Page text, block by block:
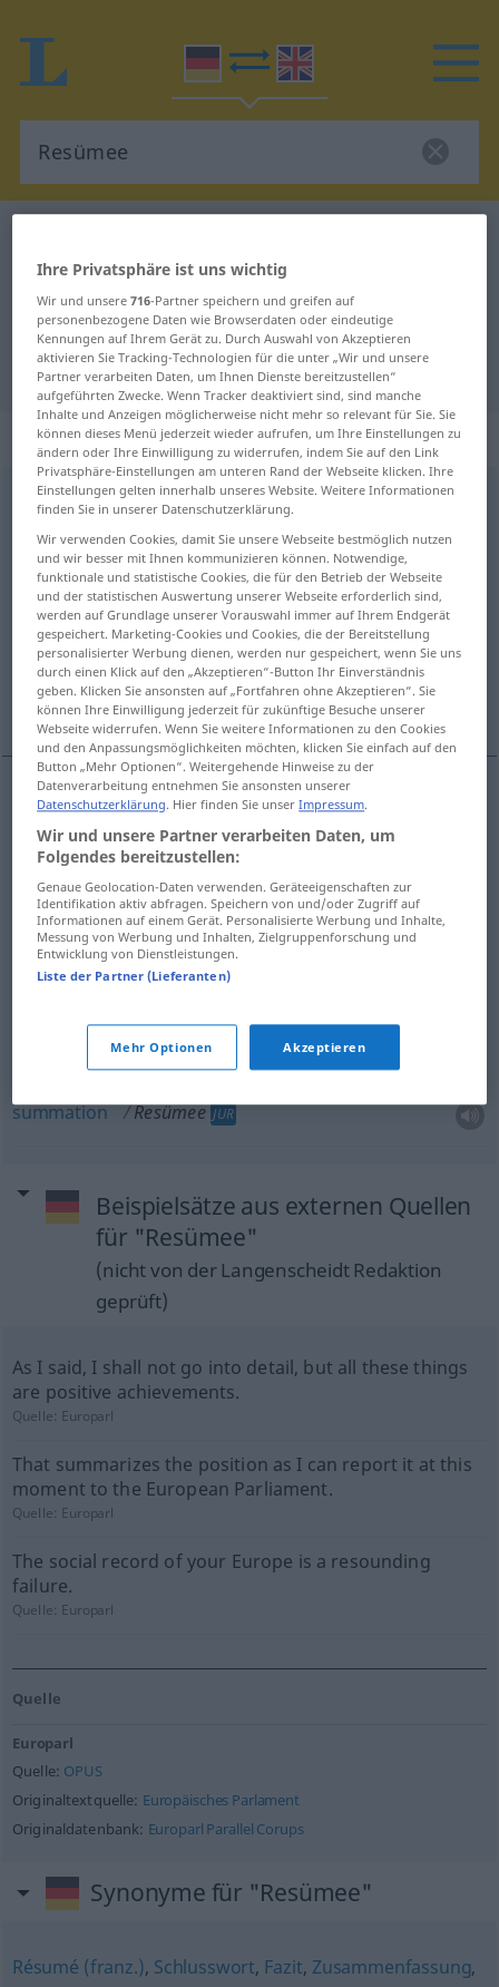
Deutsch-Englisch Übersetzung für
"Resümee"
"Resümee" Englisch Übersetzung
„Resümee“
Resümee [rezyˈmeː],a.Resumé [-ˈmeː]n<Resumés;
Übersicht aller Übersetzungen
(Für mehr Details die Übersetzung anklicken/antippen)
summary, résumé, recapitulation, summation
summing-up, summation
summary Resümee Zusammenfassung
résumé
recapitulation Resümee Zusammenfassung
summation ResümeeZusammenfassung
summing-up Resümee
summation Resümee JUR
Beispielsätze aus externen Quellen
für "Resümee"
(nicht von der Langenscheidt Redaktion
geprüft)
As I said, I shall not go into detail, but all these things
are positive achievements.
Quelle: Europarl
That summarizes the position as I can report it at this
moment to the European Parliament.
Quelle: Europarl
The social record of your Europe is a resounding
failure.
Quelle: Europarl
Quelle
Europarl
Quelle: OPUS
Originaltextquelle: Europäisches Parlament
Originaldatenbank: Europarl Parallel Corups
Synonyme für "Resümee"
Résumé (franz.), Schlusswort, Fazit, Zusammenfassung,
Ihre Privatsphäre ist uns wichtig
Wir und unsere716-Partner speichern und greifen auf
personenbezogene Daten wie Browserdaten oder eindeutige
Kennungen auf Ihrem Gerät zu. Durch Auswahl von Akzeptieren
aktivieren Sie Tracking-Technologien für die unter „Wir und unsere
Partner verarbeiten Daten, um Ihnen Dienste bereitzustellen“
aufgeführten Zwecke. Wenn Tracker deaktiviert sind, sind manche
Inhalte und Anzeigen möglicherweise nicht mehr so relevant für Sie. Sie
können dieses Menü jederzeit wieder aufrufen, um Ihre Einstellungen zu
ändern oder Ihre Einwilligung zu widerrufen, indem Sie auf den Link
Privatsphäre-Einstellungen am unteren Rand der Webseite klicken. Ihre
Einstellungen gelten innerhalb unseres Website. Weitere Informationen
finden Sie in unserer Datenschutzerklärung.
Wir verwenden Cookies, damit Sie unsere Webseite bestmöglich nutzen
und wir besser mit Ihnen kommunizieren können. Notwendige,
funktionale und statistische Cookies, die für den Betrieb der Webseite
und der statistischen Auswertung unserer Webseite erforderlich sind,
werden auf Grundlage unserer Vorauswahl immer auf Ihrem Endgerät
gespeichert. Marketing-Cookies und Cookies, die der Bereitstellung
personalisierter Werbung dienen, werden nur gespeichert, wenn Sie uns
durch einen Klick auf den „Akzeptieren“-Button Ihr Einverständnis
geben. Klicken Sie ansonsten auf „Fortfahren ohne Akzeptieren“. Sie
können Ihre Einwilligung jederzeit für zukünftige Besuche unserer
Webseite widerrufen. Wenn Sie weitere Informationen zu den Cookies
und den Anpassungsmöglichkeiten möchten, klicken Sie einfach auf den
Button „Mehr Optionen“. Weitergehende Hinweise zu der
Datenverarbeitung entnehmen Sie ansonsten unserer
Datenschutzerklärung. Hier finden Sie unserImpressum.
Wir und unsere Partner verarbeiten Daten, um
Folgendes bereitzustellen:
Genaue Geolocation-Daten verwenden. Geräteeigenschaften zur
Identifikation aktiv abfragen. Speichern von und/oder Zugriff auf
Informationen auf einem Gerät. Personalisierte Werbung und Inhalte,
Messung von Werbung und Inhalten, Zielgruppenforschung und
Entwicklung von Dienstleistungen.
Liste der Partner (Lieferanten)
Mehr Optionen Akzeptieren